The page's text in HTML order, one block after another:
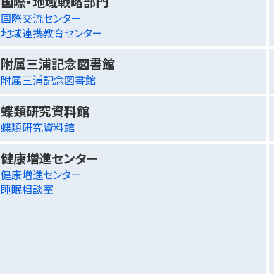
国際交流センター
地域連携教育センター
附属三浦記念図書館
附属三浦記念図書館
蝶類研究資料館
蝶類研究資料館
健康増進センター
健康増進センター
睡眠相談室